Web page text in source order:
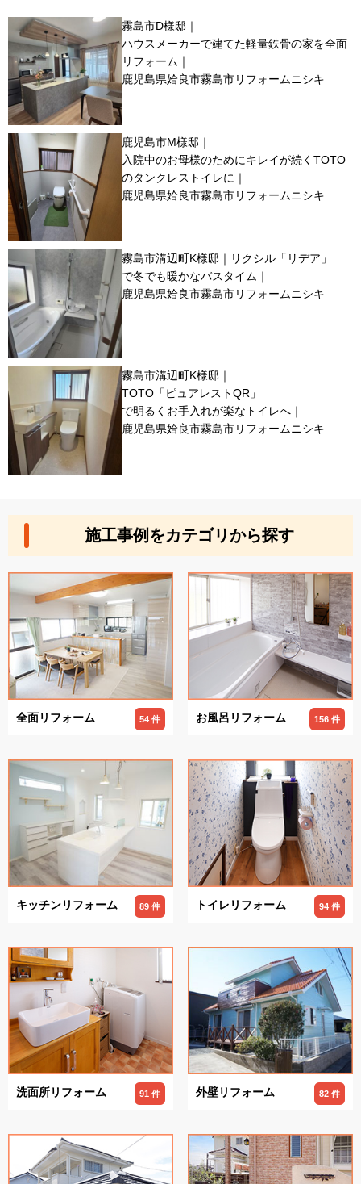
霧島市D様邸｜
ハウスメーカーで建てた軽量鉄骨の家を全面
リフォーム｜
鹿児島県姶良市霧島市リフォームニシキ
鹿児島市M様邸｜
入院中のお母様のためにキレイが続くTOTO
のタンクレストイレに｜
鹿児島県姶良市霧島市リフォームニシキ
霧島市溝辺町K様邸｜リクシル「リデア」
で冬でも暖かなバスタイム｜
鹿児島県姶良市霧島市リフォームニシキ
霧島市溝辺町K様邸｜
TOTO「ピュアレストQR」
で明るくお手入れが楽なトイレへ｜
鹿児島県姶良市霧島市リフォームニシキ
施工事例をカテゴリから探す
全面リフォーム 54 件 お風呂リフォーム 156 件
キッチンリフォーム 89 件 トイレリフォーム 94 件
洗面所リフォーム 91 件 外壁リフォーム 82 件